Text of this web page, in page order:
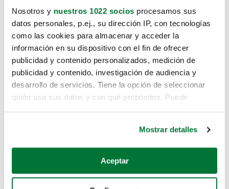
Nosotros y nuestros 1022 socios procesamos sus
datos personales, p.ej., su dirección IP, con tecnologías
como las cookies para almacenar y acceder la
información en su dispositivo con el fin de ofrecer
publicidad y contenido personalizados, medición de
publicidad y contenido, investigación de audiencia y
desarrollo de servicios. Tiene la opción de seleccionar
quién usa sus datos y con qué propósitos. Puede
Si lo permite, también quisiéramos:
Recopilar información sobre su ubicación geográfica
Mostrar detalles
Aceptar
Lo sentimos, no sabemos como
te hemos traido hasta aquí.
Pero puedes encontrar el coche que estás
buscando en alguno de estos enlaces:
Coches de segunda mano
Coches de km0